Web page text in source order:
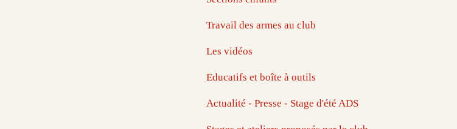
Travail des armes au club
Les vidéos
Educatifs et boîte à outils
Actualité - Presse - Stage d'été ADS